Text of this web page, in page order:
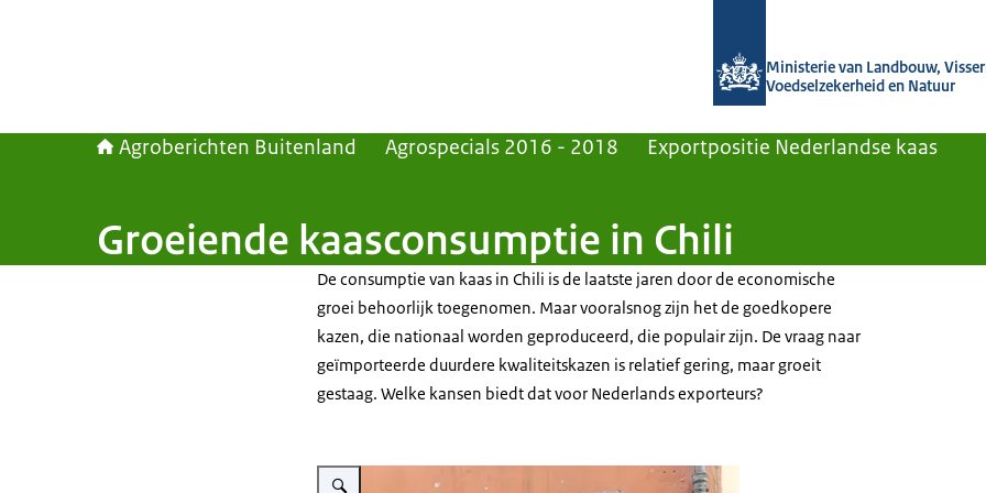
Ministerie van Landbouw,
Voedselzekerheid en Natuur
Agroberichten Buitenland Agrospecials 2016 - 2018 Exportpositie Nederlandse kaas
Groeiende kaasconsumptie in Chili
De consumptie van kaas in Chili is de laatste jaren door de economische
groei behoorlijk toegenomen. Maar vooralsnog zijn het de goedkopere
kazen, die nationaal worden geproduceerd, die populair zijn. De vraag naar
geïmporteerde duurdere kwaliteitskazen is relatief gering, maar groeit
gestaag. Welke kansen biedt dat voor Nederlands exporteurs?
Vergroot afbeelding Kaasexport